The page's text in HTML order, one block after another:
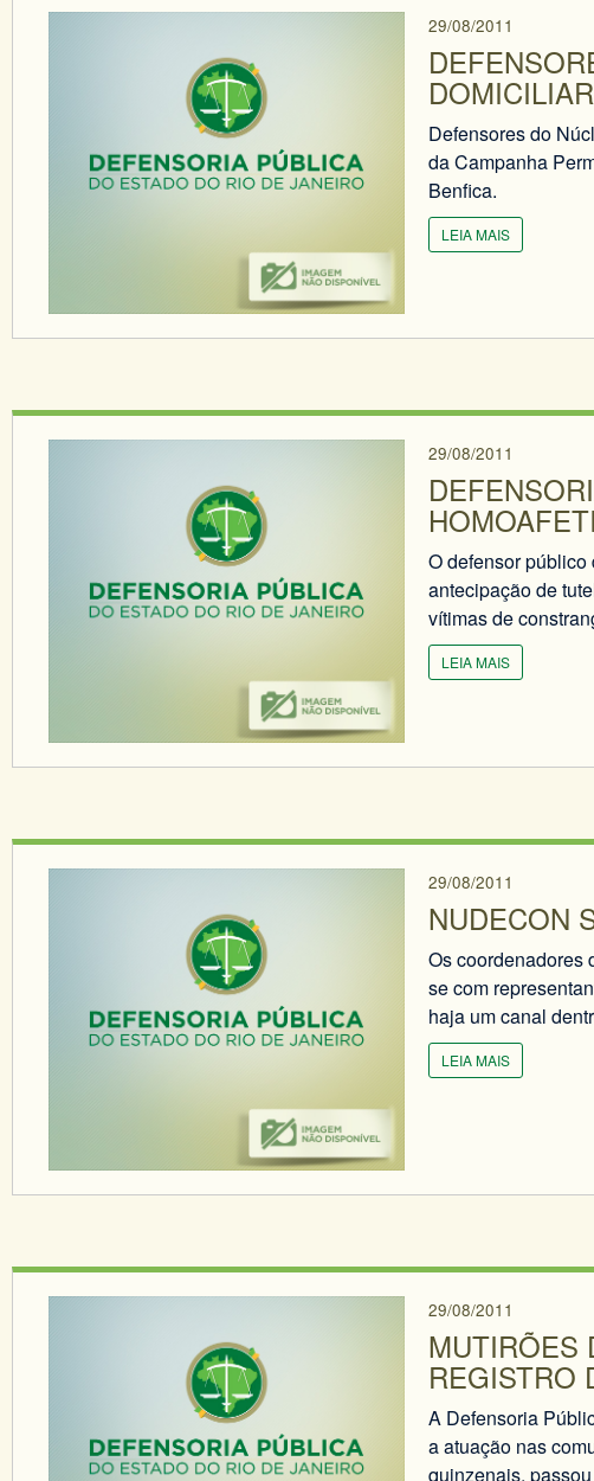
29/08/2011
Defensores do
da Campanha
Benfica.
LEIA MAIS
29/08/2011
O defensor público
antecipação de
vítimas de
LEIA MAIS
29/08/2011
NUDECON
Os coordenadores
se com
haja um canal
LEIA MAIS
29/08/2011
MUTIRÕES
REGISTRO
A Defensoria
a atuação nas
quinzenais,